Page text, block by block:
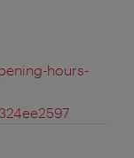
hours-